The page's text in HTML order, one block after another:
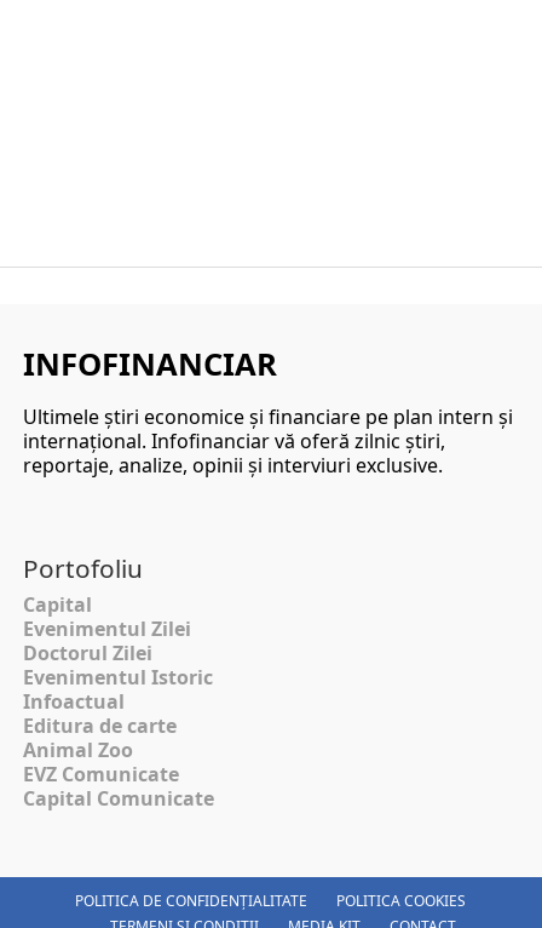
INFOFINANCIAR
Ultimele ştiri economice şi financiare pe plan intern şi
internaţional. Infofinanciar vă oferă zilnic ştiri,
reportaje, analize, opinii şi interviuri exclusive.
Portofoliu
Capital
Evenimentul Zilei
Doctorul Zilei
Evenimentul Istoric
Infoactual
Editura de carte
Animal Zoo
EVZ Comunicate
Capital Comunicate
POLITICA DE CONFIDENȚIALITATE
POLITICA COOKIES